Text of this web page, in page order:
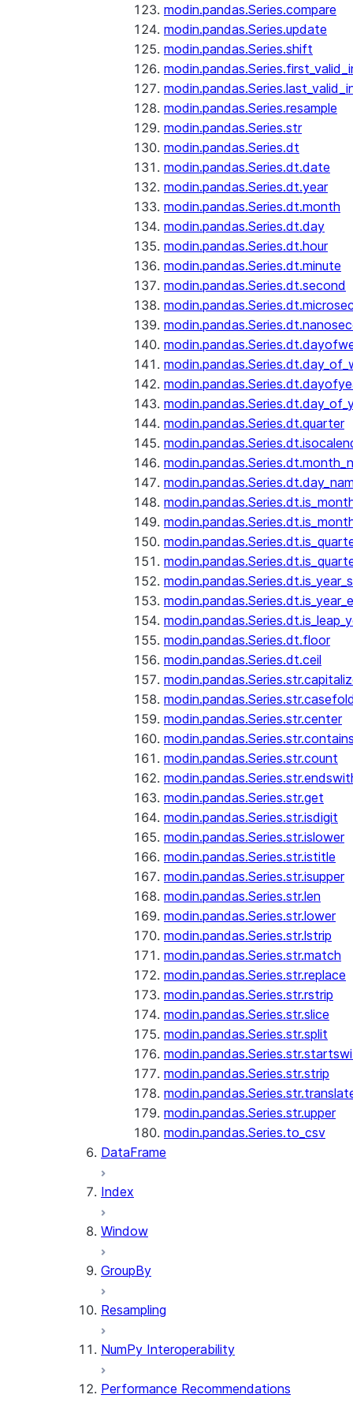
modin.pandas.Series.compare
modin.pandas.Series.update
modin.pandas.Series.shift
modin.pandas.Series.resample
modin.pandas.Series.str
modin.pandas.Series.dt
modin.pandas.Series.dt.date
modin.pandas.Series.dt.year
modin.pandas.Series.dt.month
modin.pandas.Series.dt.day
modin.pandas.Series.dt.hour
modin.pandas.Series.dt.minute
modin.pandas.Series.dt.second
modin.pandas.Series.dt.quarter
modin.pandas.Series.dt.floor
modin.pandas.Series.dt.ceil
modin.pandas.Series.str.center
modin.pandas.Series.str.count
modin.pandas.Series.str.get
modin.pandas.Series.str.isdigit
modin.pandas.Series.str.islower
modin.pandas.Series.str.istitle
modin.pandas.Series.str.isupper
modin.pandas.Series.str.len
modin.pandas.Series.str.lower
modin.pandas.Series.str.lstrip
modin.pandas.Series.str.match
modin.pandas.Series.str.replace
modin.pandas.Series.str.rstrip
modin.pandas.Series.str.slice
modin.pandas.Series.str.split
modin.pandas.Series.str.strip
modin.pandas.Series.str.upper
modin.pandas.Series.to_csv
DataFrame
Index
Window
GroupBy
Resampling
NumPy Interoperability
Performance Recommendations